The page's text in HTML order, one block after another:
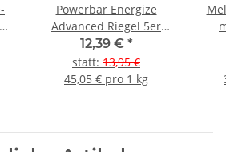
Powerbar Energize
Advanced Riegel 5er
Pack Raspberry
(Himbeer)
12,39 € *
statt: 13,95 €
45,05 € pro 1 kg